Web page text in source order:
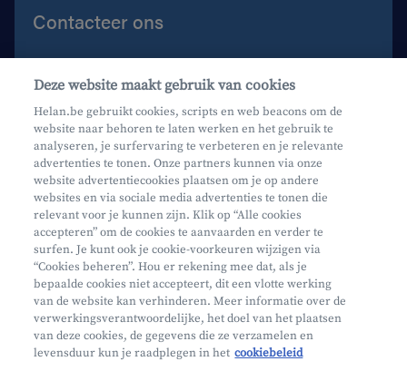
Contacteer ons
Contacteer ons
Maak een afspraak
Waar vind je ons?
Mifid
Privacy
Juridische info
Onderworpen aan de controle van CDZ
Deze website maakt gebruik van cookies
Helan.be gebruikt cookies, scripts en web beacons om de
website naar behoren te laten werken en het gebruik te
analyseren, je surfervaring te verbeteren en je relevante
advertenties te tonen. Onze partners kunnen via onze
website advertentiecookies plaatsen om je op andere
websites en via sociale media advertenties te tonen die
relevant voor je kunnen zijn. Klik op “Alle cookies
accepteren” om de cookies te aanvaarden en verder te
surfen. Je kunt ook je cookie-voorkeuren wijzigen via
“Cookies beheren”. Hou er rekening mee dat, als je
bepaalde cookies niet accepteert, dit een vlotte werking
van de website kan verhinderen. Meer informatie over de
verwerkingsverantwoordelijke, het doel van het plaatsen
van deze cookies, de gegevens die ze verzamelen en
levensduur kun je raadplegen in het cookiebeleid